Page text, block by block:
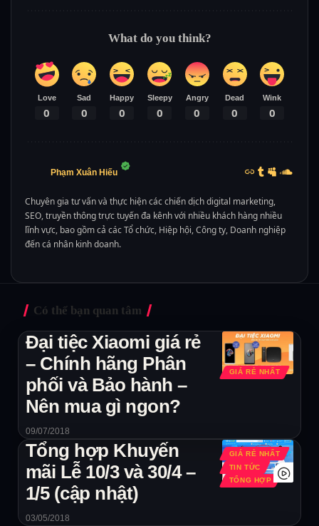
What do you think?
Love
0
Sad
0
Happy
0
Sleepy
0
Angry
0
Dead
0
Wink
0
Phạm Xuân Hiếu
Chuyên gia tư vấn và thực hiện các chiến dịch digital marketing,
SEO, truyền thông trực tuyến đa kênh với nhiều khách hàng nhiều
lĩnh vực, bao gồm cả các Tổ chức, Hiệp hội, Công ty, Doanh nghiệp
đến cá nhân kinh doanh.
Có thể bạn quan tâm
GIÁ RẺ NHẤT
Đại tiệc Xiaomi giá rẻ
– Chính hãng Phân
phối và Bảo hành –
Nên mua gì ngon?
09/07/2018
GIÁ RẺ NHẤT
TIN TỨC
TỔNG HỢP
Tổng hợp Khuyến
mãi Lễ 10/3 và 30/4 –
1/5 (cập nhật)
03/05/2018